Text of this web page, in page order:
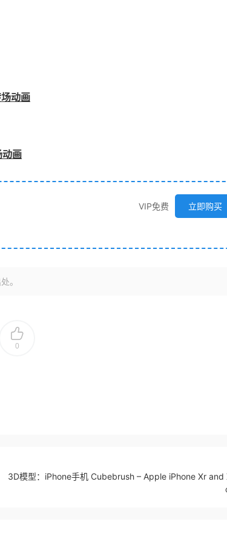
动画
画
VIP免费 立即购买
。
0
3D模型：iPhone手机 Cubebrush – Apple iPhone Xr and